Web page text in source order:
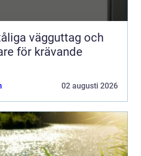
för krävande
02 augusti 2026